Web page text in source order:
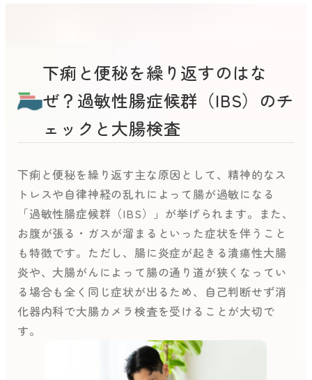
下痢と便秘を繰り返すのはな
ぜ？過敏性腸症候群（IBS）のチ
ェックと大腸検査
下痢と便秘を繰り返す主な原因として、精神的なス
トレスや自律神経の乱れによって腸が過敏になる
「過敏性腸症候群（IBS）」が挙げられます。また、
お腹が張る・ガスが溜まるといった症状を伴うこと
も特徴です。ただし、腸に炎症が起きる潰瘍性大腸
炎や、大腸がんによって腸の通り道が狭くなってい
る場合も全く同じ症状が出るため、自己判断せず消
化器内科で大腸カメラ検査を受けることが大切で
す。